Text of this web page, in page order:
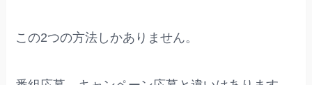
この2つの方法しかありません。